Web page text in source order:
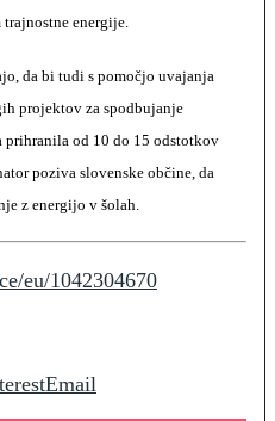
energije.
da bi tudi s pomočjo uvajanja
projektov za spodbujanje
prihranila od 10 do 15 odstotkov
poziva slovenske občine, da
z energijo v šolah.
eu/1042304670
Email